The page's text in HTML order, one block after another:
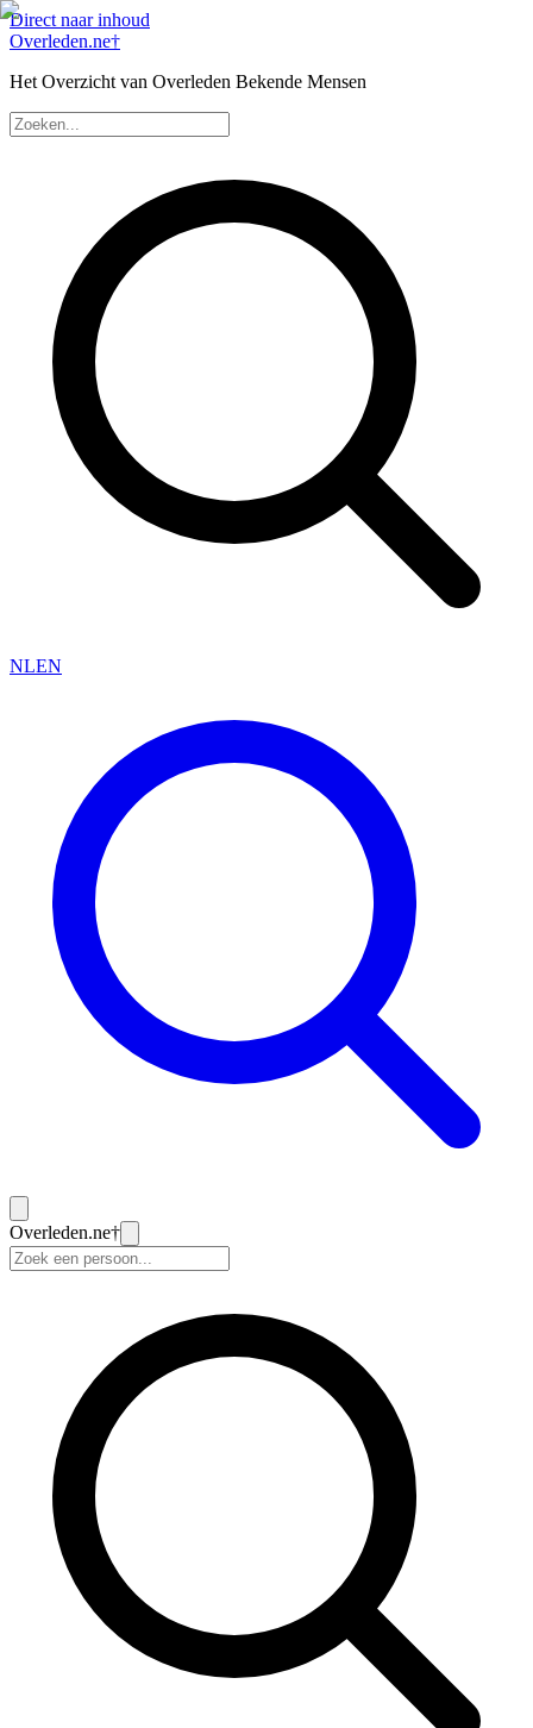
Direct naar inhoud
Overleden.ne†
Het Overzicht van Overleden Bekende Mensen
NLEN
Overleden.ne†